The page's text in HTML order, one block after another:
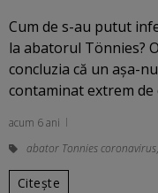
Cum de s-au putut
la abatorul Tönnies?
concluzia că un așa-
contaminat extrem
acum 6 ani
abator Tonnies coronavirus,
Citește